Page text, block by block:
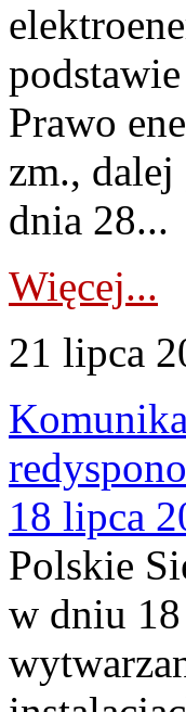
Prawo
zm.,
dnia 28...
Więcej...
21 lipca
18 lipca
Polskie
w dniu 18